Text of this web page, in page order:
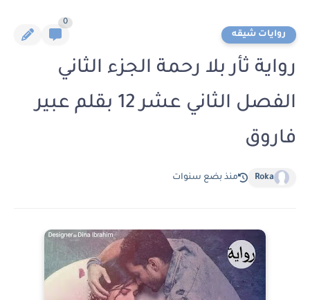
روايات شيقه
0
رواية ثأر بلا رحمة الجزء الثاني
الفصل الثاني عشر 12 بقلم عبير
فاروق
Roka منذ بضع سنوات